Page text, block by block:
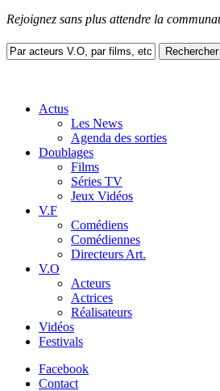
Rejoignez sans plus attendre la
Actus
Les News
Agenda des sorties
Doublages
Films
Séries TV
Jeux Vidéos
V.F
Comédiens
Comédiennes
Directeurs Art.
V.O
Acteurs
Actrices
Réalisateurs
Vidéos
Festivals
Facebook
Contact